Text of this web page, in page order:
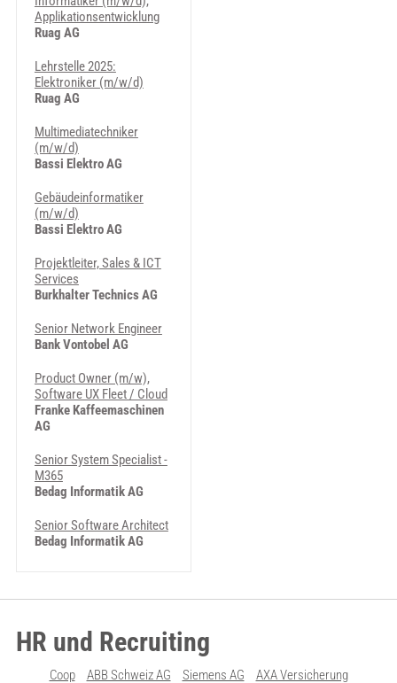
Applikationsentwicklung
Ruag AG
Lehrstelle 2025:
Elektroniker (m/w/d)
Ruag AG
Multimediatechniker
(m/w/d)
Bassi Elektro AG
Gebäudeinformatiker
(m/w/d)
Bassi Elektro AG
Projektleiter, Sales & ICT
Services
Burkhalter Technics AG
Senior Network Engineer
Bank Vontobel AG
Product Owner (m/w),
Software UX Fleet / Cloud
Franke Kaffeemaschinen
AG
Senior System Specialist -
M365
Bedag Informatik AG
Senior Software Architect
Bedag Informatik AG
HR und Recruiting
Coop ABB Schweiz AG Siemens AG AXA Versicherung